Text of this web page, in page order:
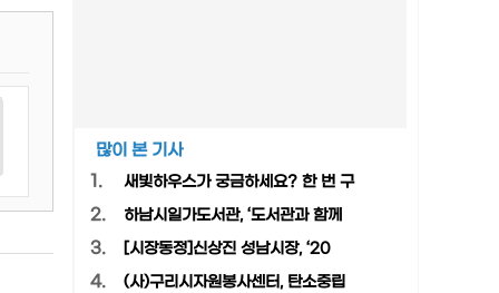
많이 본 기사
1.
새빛하우스가 궁금하세요? 한 번 구
2. 하남시일가도서관, ‘도서관과 함께
3. [시장동정]신상진 성남시장, ‘20
4. (사)구리시자원봉사센터, 탄소중립